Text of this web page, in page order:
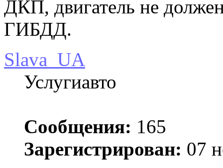
ДКП, двигатель не
ГИБДД.
Slava_UA
Услугиавто
Сообщения: 165
Зарегистрирован: 07